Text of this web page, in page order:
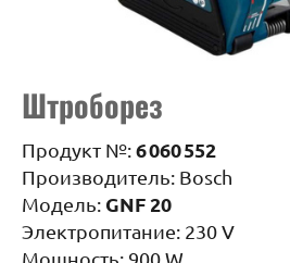
Штроборез
Продукт №:6 060 552
Производитель: Bosch
Модель: GNF 20
Электропитание: 230 V